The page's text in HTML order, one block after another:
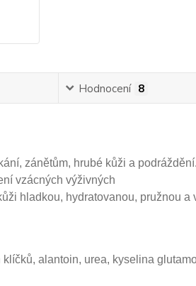
Hodnocení 8
zánětům, hrubé kůži a
vzácných výživných
hladkou, hydratovanou, pružnou
alantoin, urea, kyselina